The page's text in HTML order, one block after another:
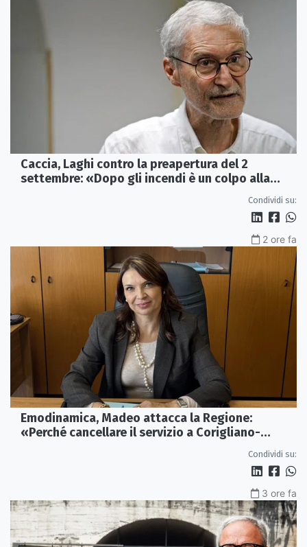
Caccia, Laghi contro la preapertura del 2
settembre: «Dopo gli incendi è un colpo alla
Condividi su:
2 ore fa
Emodinamica, Madeo attacca la Regione:
«Perché cancellare il servizio a Corigliano-
Condividi su:
3 ore fa